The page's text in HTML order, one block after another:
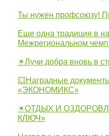
Ты нужен профсоюзу!
Еще одна традиция в
Межрегиональном
☀Лучи добра вновь в
💥Наградные
«ЭКОНОМИКС»
☀ОТДЫХ И
КЛЮЧ»